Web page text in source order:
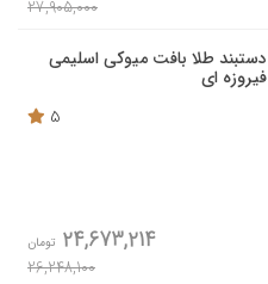
27,905,000
دستبند طلا بافت میوکی اسلیمی
فیروزه ای
5
24,673,214 تومان
26,248,100